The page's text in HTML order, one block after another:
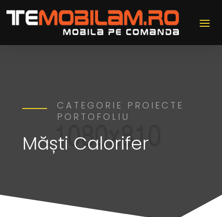
CATEGORIE PROIECTE
PORTOFOLIU
Măști Calorifer